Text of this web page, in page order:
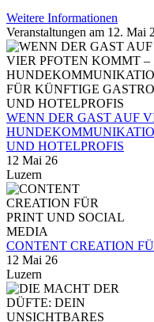
Weitere Informationen
Veranstaltungen am 12. Mai
WENN DER GAST AUF
UND HOTELPROFIS
12 Mai 26
Luzern
CONTENT CREATION
12 Mai 26
Luzern